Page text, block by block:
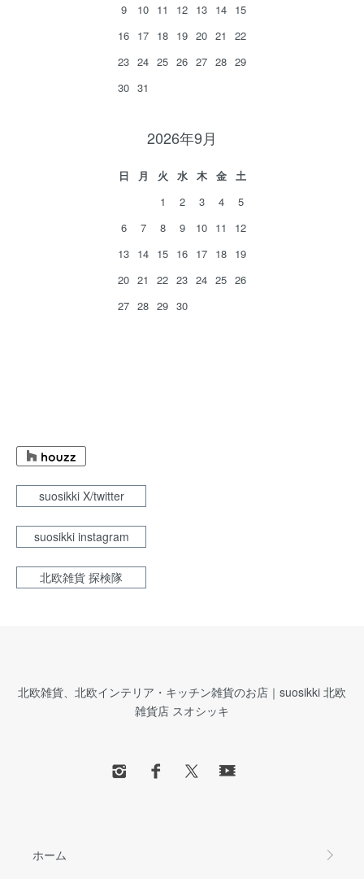
9
10 11 12 13 14 15
16 17 18 19 20 21
22
23 24 25 26 27 28 29
30 31
2026年9月
日 月 火 水 木 金
土
1
2 3 4
5
6
7 8 9 10 11
12
13 14 15 16 17 18 19
20 21 22 23 24 25 26
27 28 29 30
suosikki X/twitter
suosikki instagram
北欧雑貨 探検隊
北欧雑貨、北欧インテリア・キッチン雑貨のお店｜suosikki 北欧
雑貨店 スオシッキ
ホーム